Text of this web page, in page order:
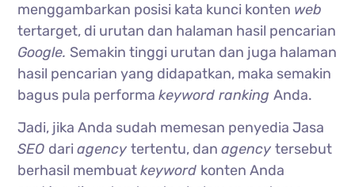
menggambarkan posisi kata kunci konten web
tertarget, di urutan dan halaman hasil pencarian
Google. Semakin tinggi urutan dan juga halaman
hasil pencarian yang didapatkan, maka semakin
bagus pula performakeyword rankingAnda.
Jadi, jika Anda sudah memesan penyedia Jasa
SEO dariagencytertentu, danagencytersebut
berhasil membuatkeyword konten Anda